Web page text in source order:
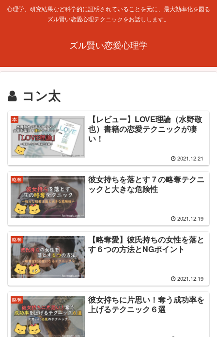
心理学、研究結果など科学的に証明されていることを元に、最大効率化を図る
ズル賢い恋愛心理テクニックをお話しします。
ズル賢い恋愛心理学
コン太
本
【レビュー】LOVE理論（水野敬
也）書籍の恋愛テクニックが凄
い！
2021.12.21
略奪
彼女持ちを落とす７の略奪テクニ
ックと大きな危険性
2021.12.19
略奪
【略奪愛】彼氏持ちの女性を落と
す６つの方法とNGポイント
2021.12.19
略奪
彼女持ちに片思い！奪う成功率を
上げるテクニック６選